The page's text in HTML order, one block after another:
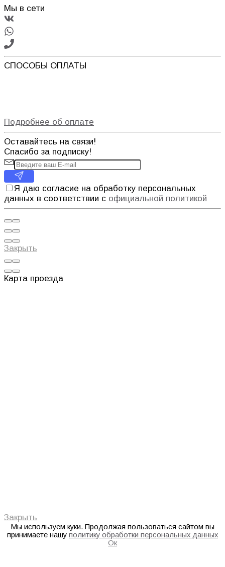
Мы в сети
СПОСОБЫ ОПЛАТЫ
Подробнее об оплате
Оставайтесь на связи!
Спасибо за подписку!
Я даю согласие на обработку персональных
данных в соответствии с официальной политикой
Закрыть
Карта проезда
Закрыть
Мы используем куки. Продолжая пользоваться сайтом вы
принимаете нашу политику обработки персональных данных
Ок